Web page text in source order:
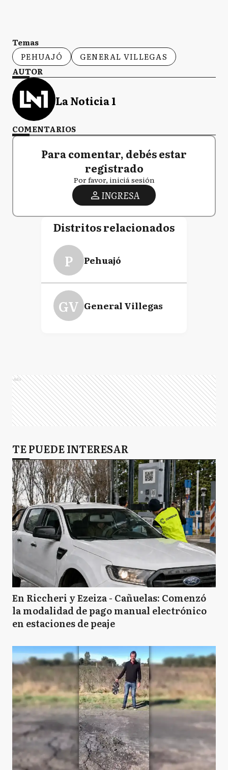
Temas
PEHUAJÓ
GENERAL VILLEGAS
AUTOR
La Noticia 1
COMENTARIOS
Para comentar, debés estar
registrado
Por favor, iniciá sesión
INGRESA
Distritos relacionados
P Pehuajó
GV General Villegas
Ads
TE PUEDE INTERESAR
En Riccheri y Ezeiza - Cañuelas: Comenzó
la modalidad de pago manual electrónico
en estaciones de peaje